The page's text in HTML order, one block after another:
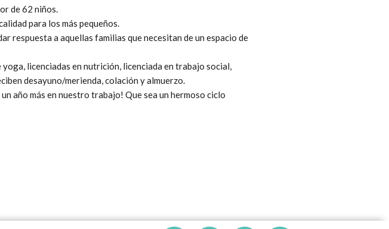
de 62 niños.
para los más pequeños.
respuesta a aquellas familias que necesitan de un espacio de
licenciadas en nutrición, licenciada en trabajo social,
desayuno/merienda, colación y almuerzo.
año más en nuestro trabajo! Que sea un hermoso ciclo